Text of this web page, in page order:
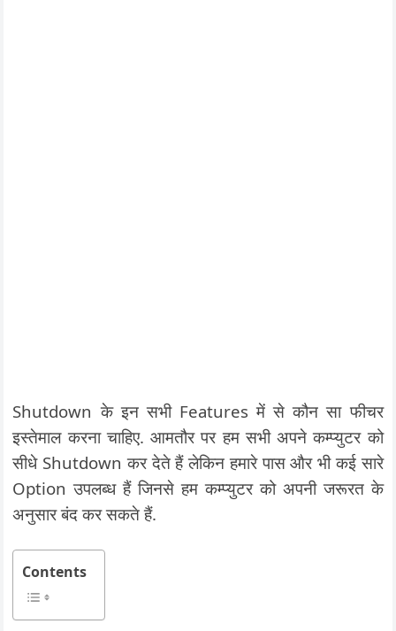
Shutdown के इन सभी Features में से कौन सा फीचर
इस्तेमाल करना चाहिए. आमतौर पर हम सभी अपने कम्प्युटर को
सीधे Shutdown कर देते हैं लेकिन हमारे पास और भी कई सारे
Option उपलब्ध हैं जिनसे हम कम्प्युटर को अपनी जरूरत के
अनुसार बंद कर सकते हैं.
Contents